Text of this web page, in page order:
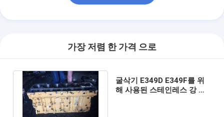
가장 저렴 한 가격 으로
굴삭기 E349D E349F를 위
해 사용된 스테인레스 강 엔